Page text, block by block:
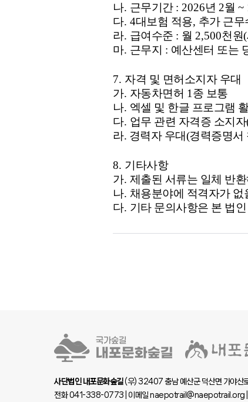
나. 근무기간 : 2026년 2월 ~
다. 4대보험 적용, 추가 근무
라. 급여수준 : 월 2,500천원(
마. 근무지 : 예산센터 또는
7. 자격 및 면허소지자 우대
가. 자동차면허 1 종 보통
나. 엑셀 및 한글 프로그램
다. 업무 관련 자격증 소지자
라. 경력자 우대(경력증명서
8. 기타사항
가. 제출된 서류는 일체 반
나. 채용분야에 적격자가
다. 기타 문의사항은 본 법
사단법인 내포문화숲길(우) 32407 충남 예산군 덕산면 가야산
전화 041-338-0773 | 이메일 naepotrail@naepotrail.org |